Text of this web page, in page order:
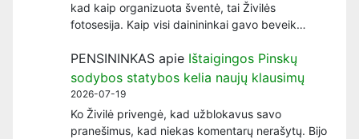
kad kaip organizuota šventė, tai Živilės
fotosesija. Kaip visi dainininkai gavo beveik…
PENSININKAS apie Ištaigingos Pinskų
sodybos statybos kelia naujų klausimų
2026-07-19
Ko Živilė privengė, kad užblokavus savo
pranešimus, kad niekas komentarų nerašytų. Bijo